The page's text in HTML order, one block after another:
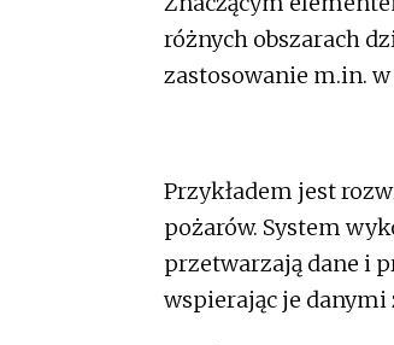
różnych obszarach
zastosowanie m.in.
Przykładem jest
pożarów. System
przetwarzają dane i
wspierając je danymi